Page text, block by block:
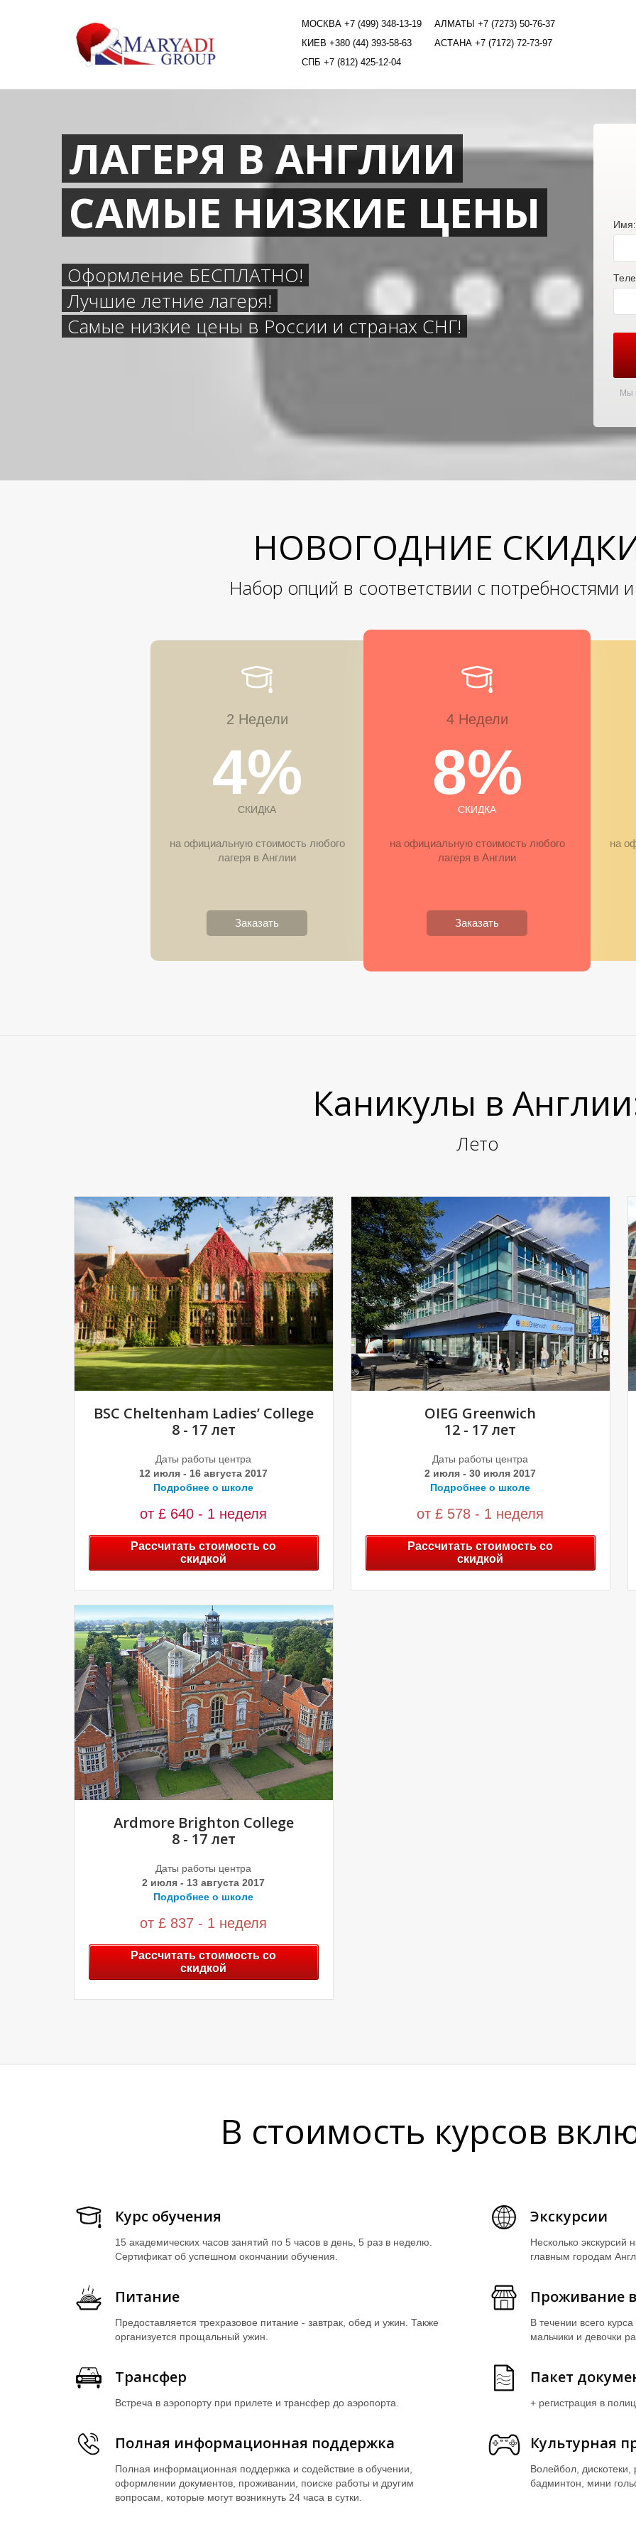
МОСКВА +7 (499) 348-13-19
АЛМАТЫ +7 (7273) 50-76-37
КИЕВ +380 (44) 393-58-63
АСТАНА +7 (7172) 72-73-97
СПБ +7 (812) 425-12-04
ЛАГЕРЯ В АНГЛИИ
САМЫЕ НИЗКИЕ ЦЕНЫ
Оформление БЕСПЛАТНО!
Лучшие летние лагеря!
Самые низкие цены в России и странах СНГ!
Имя:
Мы
НОВОГОДНИЕ
Набор опций в соответствии с потребностями
2 Недели
4%
СКИДКА
на официальную стоимость любого
лагеря в Англии
Заказать
4 Недели
8%
СКИДКА
на официальную стоимость любого
лагеря в Англии
Заказать
на
Каникулы в
Лето
BSC Cheltenham Ladies’ College
8 - 17 лет
Даты работы центра
12 июля - 16 августа 2017
Подробнее о школе
от £ 640 - 1 неделя
Рассчитать стоимость со
скидкой
OIEG Greenwich
12 - 17 лет
Даты работы центра
2 июля - 30 июля 2017
Подробнее о школе
от £ 578 - 1 неделя
Рассчитать стоимость со
скидкой
Ardmore Brighton College
8 - 17 лет
Даты работы центра
2 июля - 13 августа 2017
Подробнее о школе
от £ 837 - 1 неделя
Рассчитать стоимость со
скидкой
В стоимость курсов
Курс обучения
15 академических часов занятий по 5 часов в день, 5 раз в неделю.
Сертификат об успешном окончании обучения.
Экскурсии
Несколько экскурсий
главным городам
Питание
Предоставляется трехразовое питание - завтрак, обед и ужин. Также
организуется прощальный ужин.
Проживание
В течении всего
мальчики и девочки
Трансфер
Встреча в аэропорту при прилете и трансфер до аэропорта.
Пакет
+ регистрация в
Полная информационная поддержка
Полная информационная поддержка и содействие в обучении,
оформлении документов, проживании, поиске работы и другим
вопросам, которые могут возникнуть 24 часа в сутки.
Культурная
Волейбол,
бадминтон, мини